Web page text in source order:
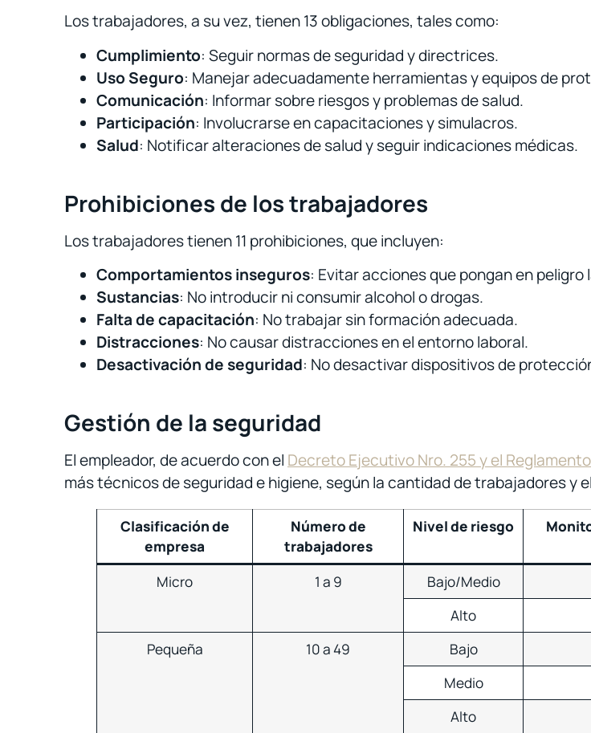
Los trabajadores, a su vez, tienen 13 obligaciones, tales como:
Cumplimiento: Seguir normas de seguridad y directrices.
Uso Seguro: Manejar adecuadamente herramientas y equipos de
Comunicación: Informar sobre riesgos y problemas de salud.
Participación: Involucrarse en capacitaciones y simulacros.
Salud: Notificar alteraciones de salud y seguir indicaciones médicas.
Prohibiciones de los trabajadores
Los trabajadores tienen 11 prohibiciones, que incluyen:
Comportamientos inseguros: Evitar acciones que pongan en peligro
Sustancias: No introducir ni consumir alcohol o drogas.
Falta de capacitación: No trabajar sin formación adecuada.
Distracciones: No causar distracciones en el entorno laboral.
Desactivación de seguridad: No desactivar dispositivos de
Gestión de la seguridad
El empleador, de acuerdo con el Decreto Ejecutivo Nro. 255 y el
más técnicos de seguridad e higiene, según la cantidad de trabajadores y
Clasificación de
empresa
Número de
trabajadores
Nivel de riesgo
Micro 1 a 9 Bajo/Medio
Alto
Pequeña
10 a 49 Bajo
Medio
Alto